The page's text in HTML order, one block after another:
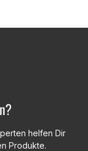
helfen Dir
Produkte.